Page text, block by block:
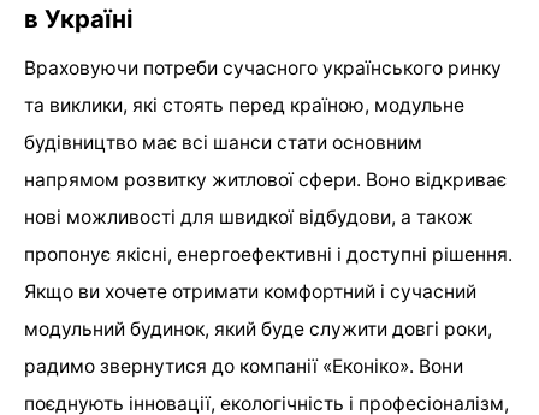
в Україні
Враховуючи потреби сучасного українського ринку
та виклики, які стоять перед країною, модульне
будівництво має всі шанси стати основним
напрямом розвитку житлової сфери. Воно відкриває
нові можливості для швидкої відбудови, а також
пропонує якісні, енергоефективні і доступні рішення.
Якщо ви хочете отримати комфортний і сучасний
модульний будинок, який буде служити довгі роки,
радимо звернутися до компанії «Еконіко». Вони
поєднують інновації, екологічність і професіоналізм,